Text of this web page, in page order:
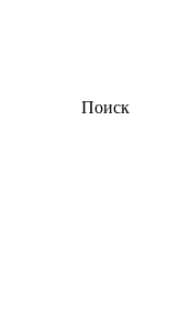
Поиск